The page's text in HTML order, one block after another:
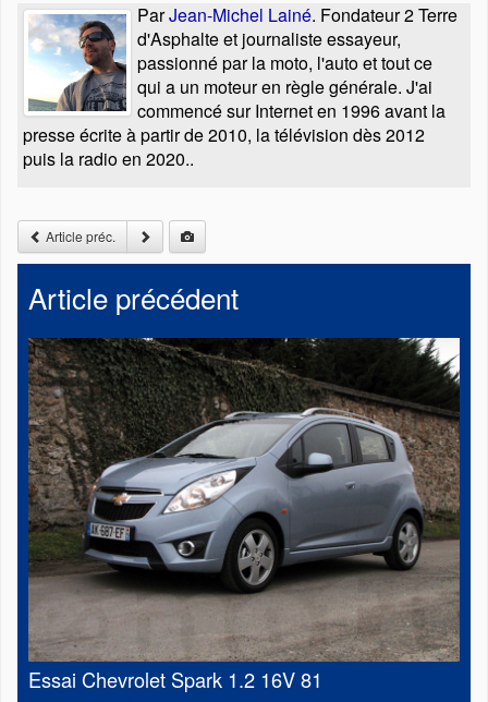
ParJean-Michel Lainé. Fondateur 2 Terre
d'Asphalte et journaliste essayeur,
passionné par la moto, l'auto et tout ce
qui a un moteur en règle générale. J'ai
commencé sur Internet en 1996 avant la
presse écrite à partir de 2010, la télévision dès 2012
puis la radio en 2020..
Article préc.
Article précédent
Essai Chevrolet Spark 1.2 16V 81